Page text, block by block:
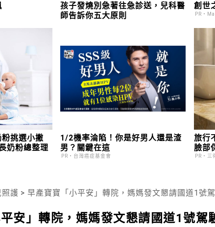
孩子發燒別急著往急診送，兒科醫
師告訴你五大原則
創世
PR・
挑選小撇
奶粉總整理
1/2機率淪陷！你是好男人還是渣
男？關鍵在這
PR・台灣癌症基金會
旅行
臉部
PR・三
照護 > 早產寶寶「小平安」轉院，媽媽發文懇請國道1號駕駛禮讓救護車，
安」轉院，媽媽發文懇請國道1號駕